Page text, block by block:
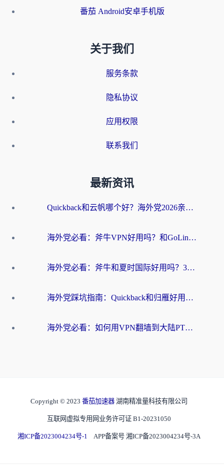
番茄 Android安卓手机版
关于我们
服务条款
隐私协议
应用权限
联系我们
最新资讯
Quickback和云帆哪个好？海外党2026亲测指南：选对加速器大陆工具，无缝刷国内剧玩国服
海外党必看：斧牛VPN好用吗？和GoLinkVPN对比哪个回国效果更好？
海外党必看：斧牛和夏时国际好用吗？3步选对回国加速器，无缝刷国内资源
海外党踩坑指南：Quickback和归雁好用吗？选对加速器才能无缝刷国内资源
海外党必看：如何用VPN翻墙到大陆PTT？一篇解决你所有回国加速痛点
Copyright © 2023 番茄加速器 湖南精准量科技有限公司
互联网虚拟专用网业务许可证 B1-20231050
湘ICP备2023004234号-1 APP备案号 湘ICP备2023004234号-3A